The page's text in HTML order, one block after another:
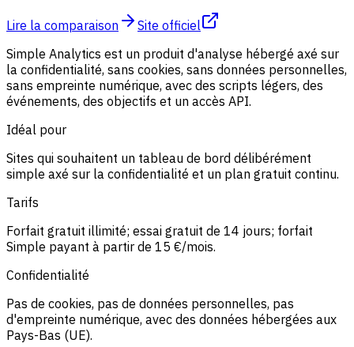
Lire la comparaison
Site officiel
Simple Analytics est un produit d'analyse hébergé axé sur
la confidentialité, sans cookies, sans données personnelles,
sans empreinte numérique, avec des scripts légers, des
événements, des objectifs et un accès API.
Idéal pour
Sites qui souhaitent un tableau de bord délibérément
simple axé sur la confidentialité et un plan gratuit continu.
Tarifs
Forfait gratuit illimité; essai gratuit de 14 jours; forfait
Simple payant à partir de 15 €/mois.
Confidentialité
Pas de cookies, pas de données personnelles, pas
d'empreinte numérique, avec des données hébergées aux
Pays-Bas (UE).